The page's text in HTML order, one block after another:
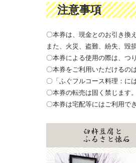
注意事項
〇本券は、現金とのお引き換
また、火災、盗難、紛失、毀
〇本券による使用の際は、つ
〇本券をご利用いただけるの
〇「ふぐフルコース料理：に
〇本券の転売は固く禁じます。
〇本券は宅配等にはご利用で